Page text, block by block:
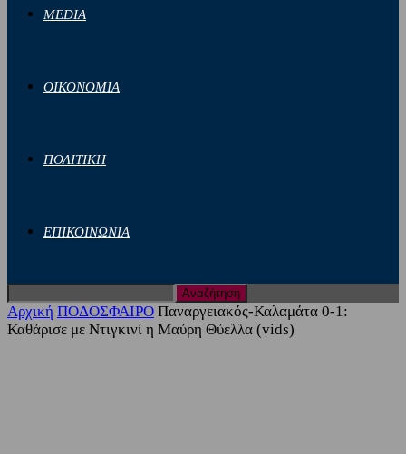
MEDIA
ΟΙΚΟΝΟΜΙΑ
ΠΟΛΙΤΙΚΗ
ΕΠΙΚΟΙΝΩΝΙΑ
Αρχική ΠΟΔΟΣΦΑΙΡΟ Παναργειακός-Καλαμάτα 0-1:
Καθάρισε με Ντιγκινί η Μαύρη Θύελλα (vids)